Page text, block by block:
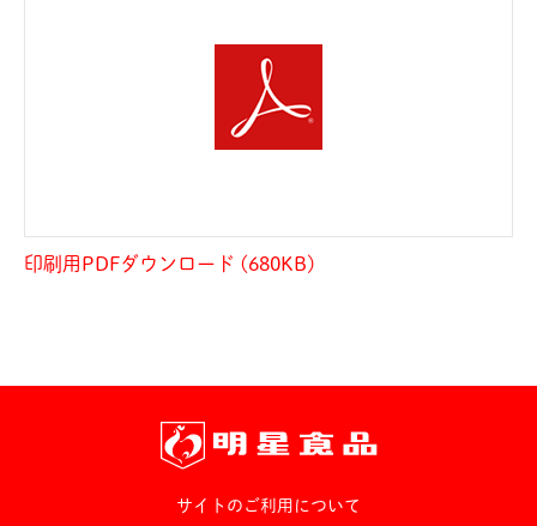
印刷用PDFダウンロード (680KB)
サイトのご利用について